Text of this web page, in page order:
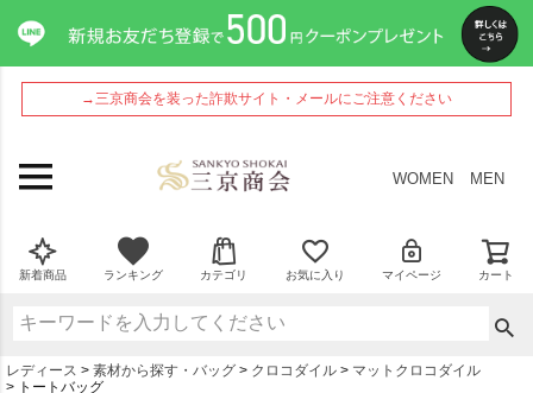
→三京商会を装った詐欺サイト・メールにご注意ください
WOMEN MEN
新着商品 ランキング カテゴリ お気に入り マイページ カート
レディース 素材から探す・バッグ クロコダイル
マットクロコダイル
トートバッグ